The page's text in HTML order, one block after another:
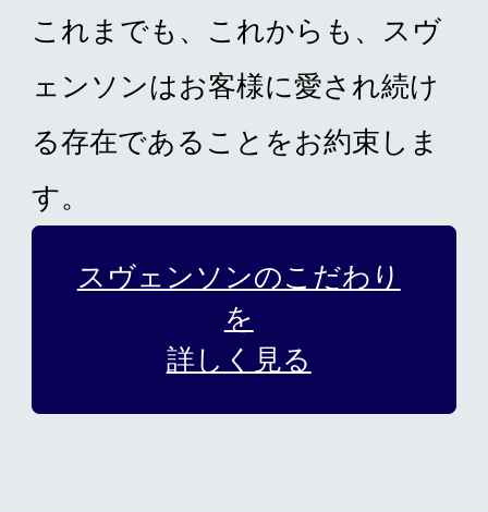
これまでも、これからも、スヴ
ェンソンはお客様に愛され続け
る存在であることをお約束しま
す。
スヴェンソンのこだわり
を
詳しく見る